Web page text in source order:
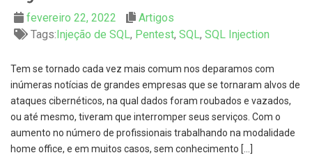
fevereiro 22, 2022
Artigos
Tags: Injeção de SQL, Pentest, SQL, SQL Injection
Tem se tornado cada vez mais comum nos deparamos com
inúmeras notícias de grandes empresas que se tornaram alvos de
ataques cibernéticos, na qual dados foram roubados e vazados,
ou até mesmo, tiveram que interromper seus serviços. Com o
aumento no número de profissionais trabalhando na modalidade
home office, e em muitos casos, sem conhecimento […]